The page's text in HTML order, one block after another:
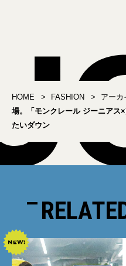
HOME FASHION アーカ
場。「モンクレール ジーニアス
たいダウン